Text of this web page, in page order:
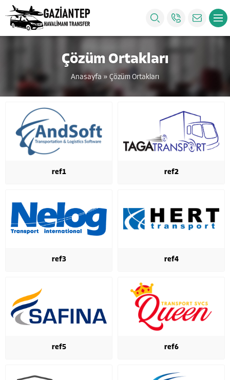
Çözüm Ortakları
Anasayfa » Çözüm Ortakları
ref1 ref2
ref3 ref4
ref5 ref6